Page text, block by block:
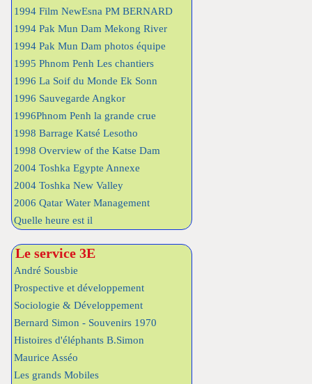
1994 Film NewEsna PM BERNARD
1994 Pak Mun Dam Mekong River
1994 Pak Mun Dam photos équipe
1995 Phnom Penh Les chantiers
1996 La Soif du Monde Ek Sonn
1996 Sauvegarde Angkor
1996Phnom Penh la grande crue
1998 Barrage Katsé Lesotho
1998 Overview of the Katse Dam
2004 Toshka Egypte Annexe
2004 Toshka New Valley
2006 Qatar Water Management
Quelle heure est il
Le service 3E
André Sousbie
Prospective et développement
Sociologie & Développement
Bernard Simon - Souvenirs 1970
Histoires d'éléphants B.Simon
Maurice Asséo
Les grands Mobiles